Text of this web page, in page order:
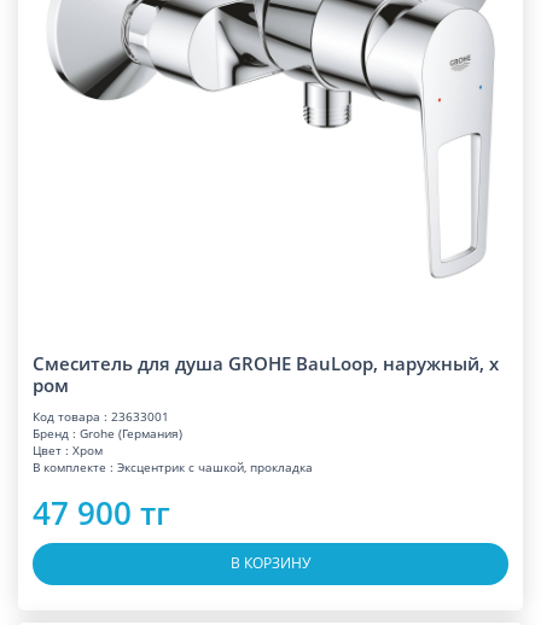
Смеситель для душа GROHE BauLoop, наружный, х
ром
Код товара : 23633001
Бренд : Grohe (Германия)
Цвет : Хром
В комплекте : Эксцентрик с чашкой, прокладка
47 900 тг
В КОРЗИНУ